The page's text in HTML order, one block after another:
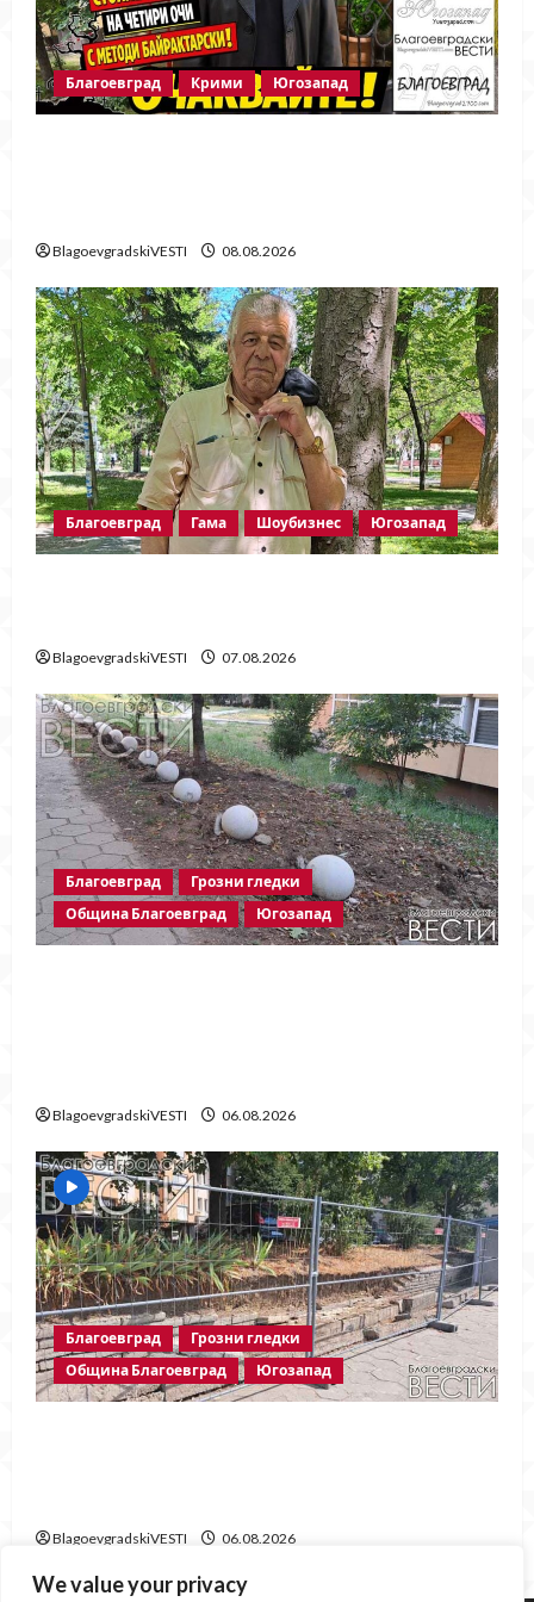
We value your privacy
Благоевград Крими Югозапад
BlagoevgradskiVESTI 08.08.2026
Благоевград Гама Шоубизнес Югозапад
BlagoevgradskiVESTI 07.08.2026
Благоевград
Грозни гледки
Община Благоевград
Югозапад
BlagoevgradskiVESTI 06.08.2026
Благоевград
Грозни гледки
Община Благоевград
Югозапад
BlagoevgradskiVESTI 06.08.2026